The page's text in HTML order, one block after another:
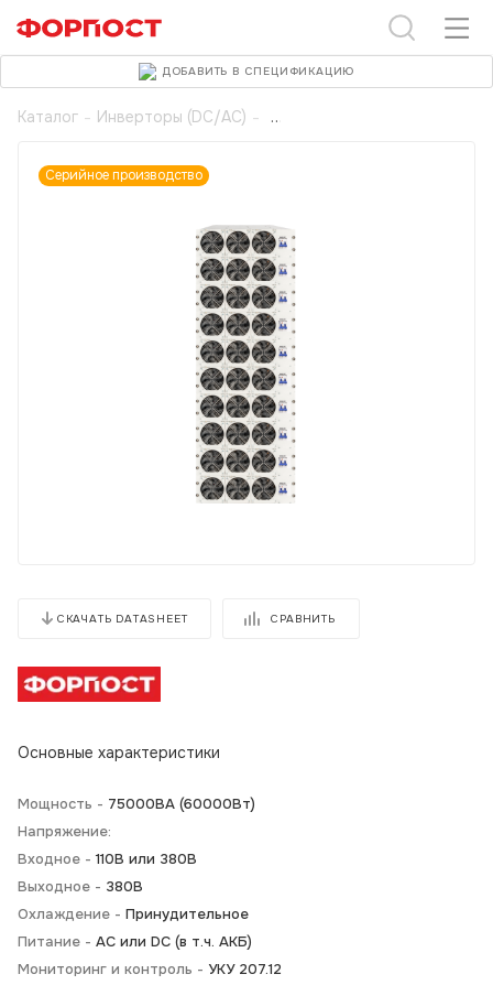
Каталог - Инверторы (DC/AC) -
Серийное производство
СКАЧАТЬ DATASHEET СРАВНИТЬ
Основные характеристики
Мощность - 75000ВА (60000Вт)
Напряжение:
Входное - 110В или 380В
Выходное - 380В
Охлаждение - Принудительное
Питание - АС или DC (в т.ч. АКБ)
Мониторинг и контроль - УКУ 207.12
ДОБАВИТЬ В СПЕЦИФИКАЦИЮ